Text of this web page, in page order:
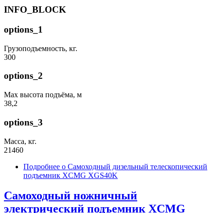
INFO_BLOCK
options_1
Грузоподъемность, кг.
300
options_2
Max высота подъёма, м
38,2
options_3
Масса, кг.
21460
Подробнее о Самоходный дизельный телескопический
подъемник XCMG XGS40K
Самоходный ножничный
электрический подъемник XCMG